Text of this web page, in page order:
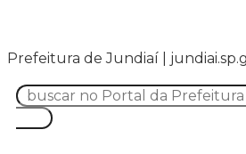
Prefeitura de Jundiaí |